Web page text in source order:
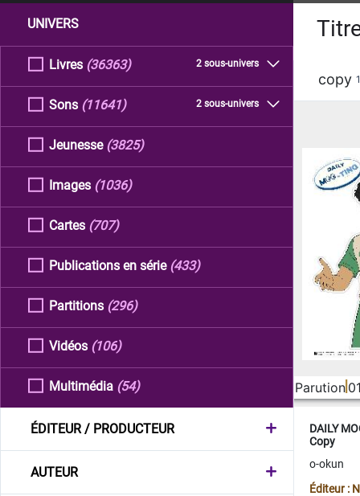
UNIVERS
Livres 2 sous-univers
(36363)
Sons 2 sous-univers
(11641)
Jeunesse (3825)
Images (1036)
Cartes (707)
Publications en série (433)
Partitions (296)
Vidéos (106)
Multimédia (54)
ÉDITEUR / PRODUCTEUR
AUTEUR
copy
Parution
DAILY
Copy
o-okun
Éditeur :